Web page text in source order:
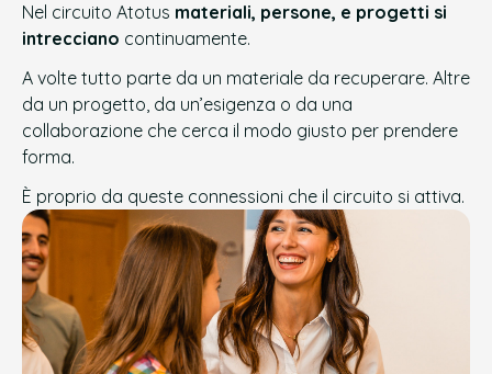
Nel circuito Atotus materiali, persone, e progetti si
intrecciano continuamente.
A volte tutto parte da un materiale da recuperare. Altre
da un progetto, da un’esigenza o da una
collaborazione che cerca il modo giusto per prendere
forma.
È proprio da queste connessioni che il circuito si attiva.